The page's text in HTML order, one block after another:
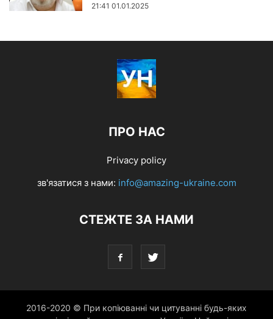
21:41 01.01.2025
ПРО НАС
Privacy policy
зв'язатися з нами: info@amazing-ukraine.com
СТЕЖТЕ ЗА НАМИ
2016-2020 © При копіюванні чи цитуванні будь-яких